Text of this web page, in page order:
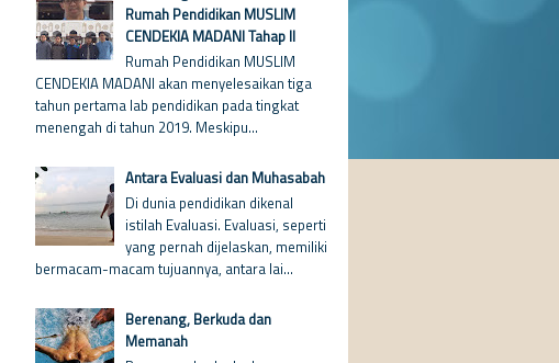
Rumah Pendidikan MUSLIM
CENDEKIA MADANI Tahap II
Rumah Pendidikan MUSLIM
CENDEKIA MADANI akan menyelesaikan tiga
tahun pertama lab pendidikan pada tingkat
menengah di tahun 2019. Meskipu...
Antara Evaluasi dan Muhasabah
Di dunia pendidikan dikenal
istilah Evaluasi. Evaluasi, seperti
yang pernah dijelaskan, memiliki
bermacam-macam tujuannya, antara lai...
Berenang, Berkuda dan
Memanah